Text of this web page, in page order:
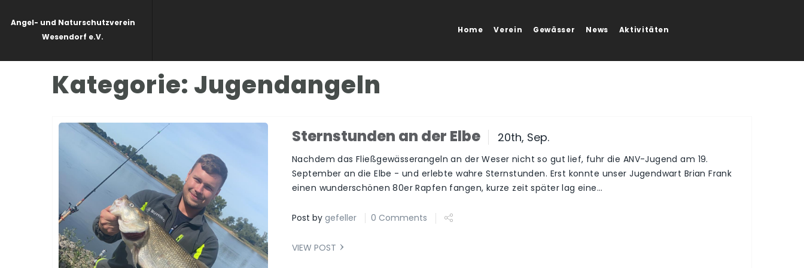
Angel- und Naturschutzverein
Wesendorf e.V.
Home Verein Gewässer News Aktivitäten
Kategorie: Jugendangeln
Sternstunden an der Elbe 20th, Sep.
Nachdem das Fließgewässerangeln an der Weser nicht so gut lief, fuhr die ANV-Jugend am 19.
September an die Elbe - und erlebte wahre Sternstunden. Erst konnte unser Jugendwart Brian Frank
einen wunderschönen 80er Rapfen fangen, kurze zeit später lag eine…
Post by gefeller 0 Comments
VIEW POST